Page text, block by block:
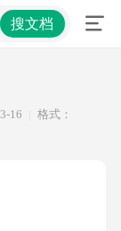
搜文档
16
格式：